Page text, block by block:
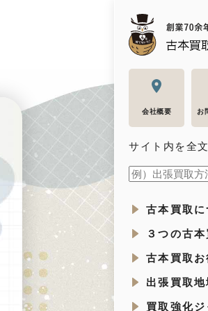
会社概要 お
サイト内を全
古本買取に
３つの古
古本買取
出張買取地
買取強化